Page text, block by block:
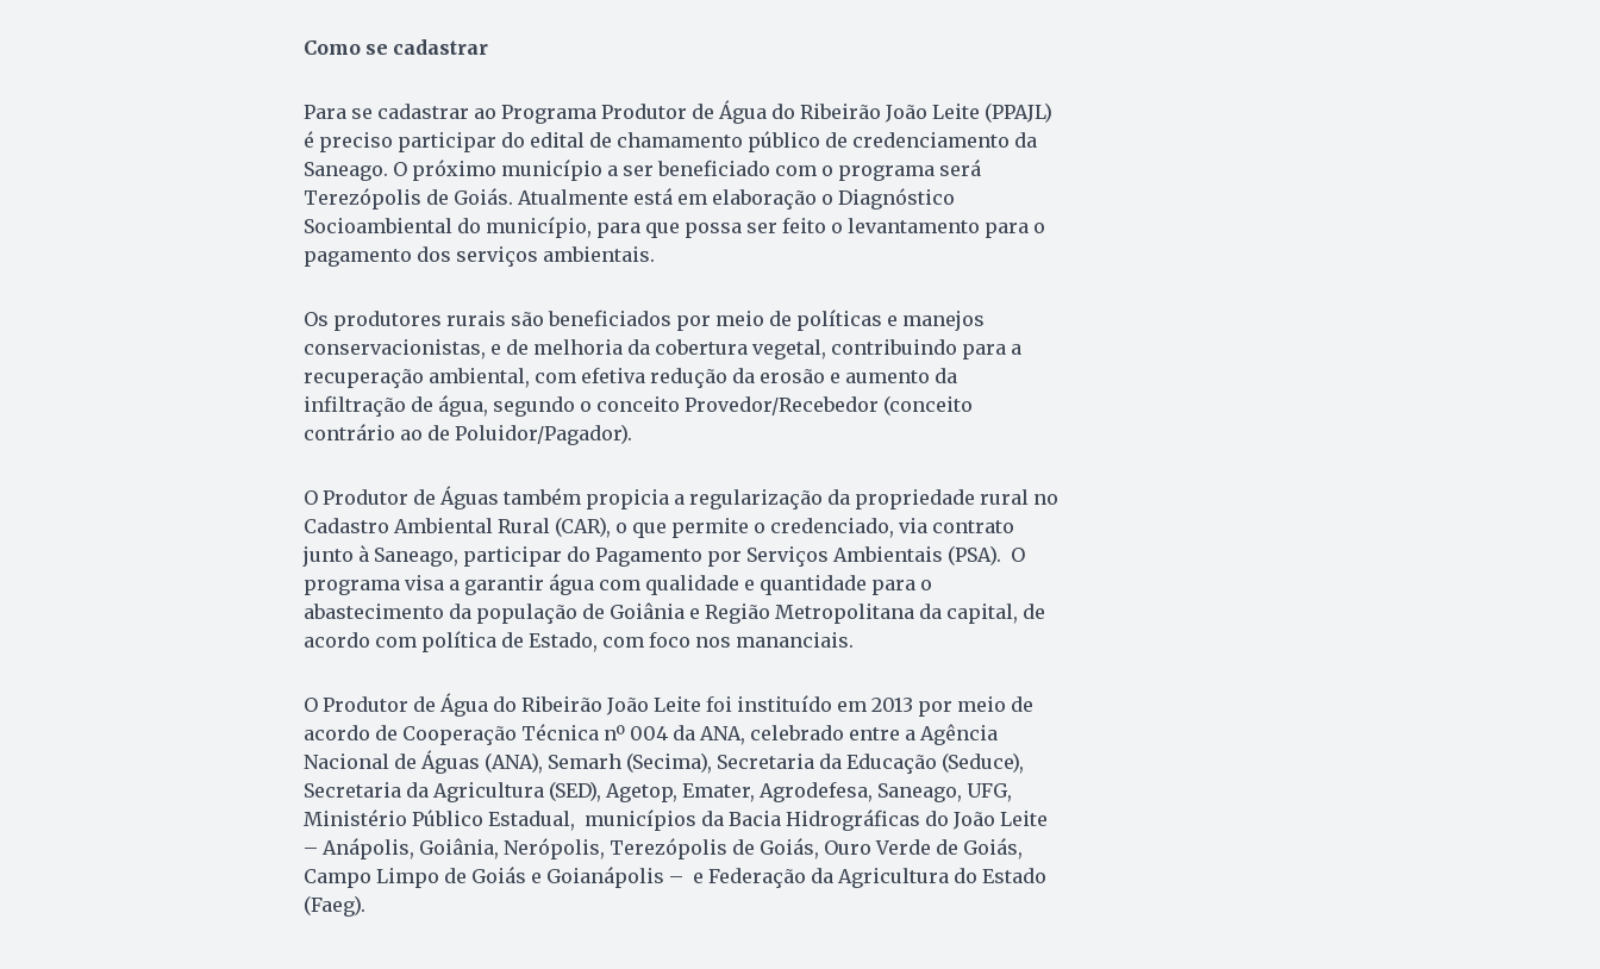
Como se cadastrar
Para se cadastrar ao Programa Produtor de Água do Ribeirão João Leite (PPAJL)
é preciso participar do edital de chamamento público de credenciamento da
Saneago. O próximo município a ser beneficiado com o programa será
Terezópolis de Goiás. Atualmente está em elaboração o Diagnóstico
Socioambiental do município, para que possa ser feito o levantamento para o
pagamento dos serviços ambientais.
Os produtores rurais são beneficiados por meio de políticas e manejos
conservacionistas, e de melhoria da cobertura vegetal, contribuindo para a
recuperação ambiental, com efetiva redução da erosão e aumento da
infiltração de água, segundo o conceito Provedor/Recebedor (conceito
contrário ao de Poluidor/Pagador).
O Produtor de Águas também propicia a regularização da propriedade rural no
Cadastro Ambiental Rural (CAR), o que permite o credenciado, via contrato
junto à Saneago, participar do Pagamento por Serviços Ambientais (PSA). O
programa visa a garantir água com qualidade e quantidade para o
abastecimento da população de Goiânia e Região Metropolitana da capital, de
acordo com política de Estado, com foco nos mananciais.
O Produtor de Água do Ribeirão João Leite foi instituído em 2013 por meio de
acordo de Cooperação Técnica nº 004 da ANA, celebrado entre a Agência
Nacional de Águas (ANA), Semarh (Secima), Secretaria da Educação (Seduce),
Secretaria da Agricultura (SED), Agetop, Emater, Agrodefesa, Saneago, UFG,
Ministério Público Estadual, municípios da Bacia Hidrográficas do João Leite
– Anápolis, Goiânia, Nerópolis, Terezópolis de Goiás, Ouro Verde de Goiás,
Campo Limpo de Goiás e Goianápolis – e Federação da Agricultura do Estado
(Faeg).